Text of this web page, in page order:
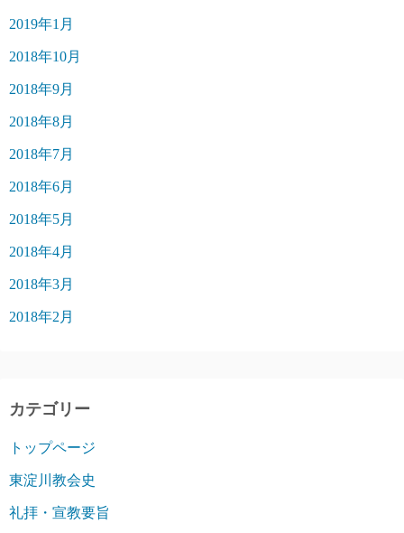
2019年1月
2018年10月
2018年9月
2018年8月
2018年7月
2018年6月
2018年5月
2018年4月
2018年3月
2018年2月
カテゴリー
トップページ
東淀川教会史
礼拝・宣教要旨